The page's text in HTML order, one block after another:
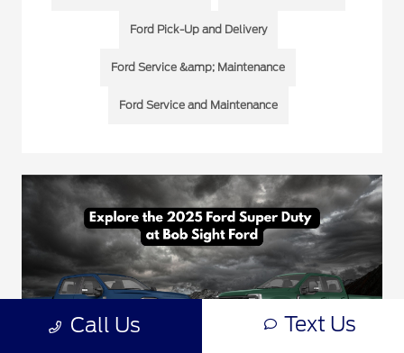
Ford Pick-Up and Delivery
Ford Service &amp; Maintenance
Ford Service and Maintenance
Call Us Text Us